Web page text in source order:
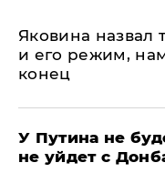
Яковина назвал
и его режим,
конец
У Путина не
не уйдет с